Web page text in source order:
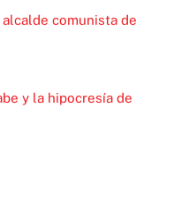
comunista de
y la hipocresía de